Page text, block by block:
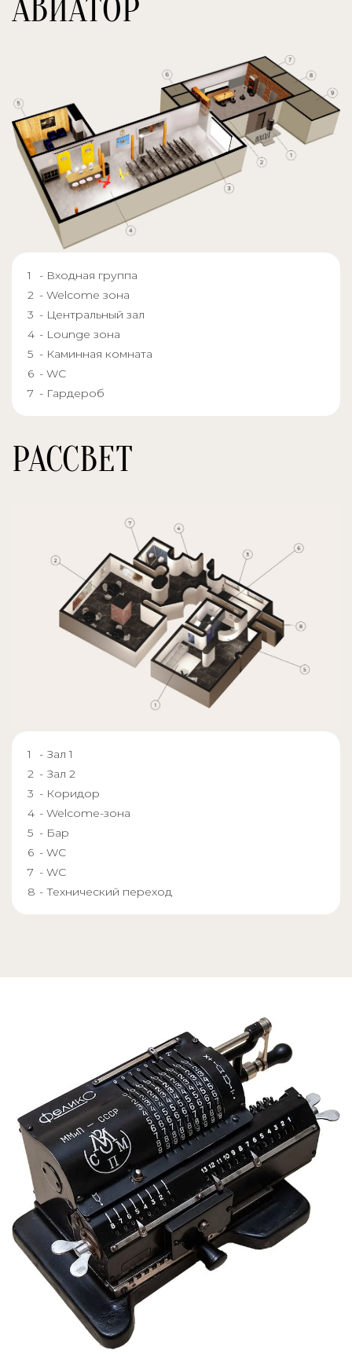
АВИАТОР
- Входная группа
- Welcome зона
- Центральный зал
- Lounge зона
- Каминная комната
- WC
- Гардероб
РАССВЕТ
- Зал 1
- Зал 2
- Коридор
- Welcome-зона
- Бар
- WC
- WC
- Технический переход